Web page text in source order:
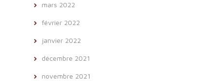
mars 2022
février 2022
janvier 2022
décembre 2021
novembre 2021